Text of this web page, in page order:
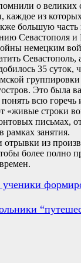
о великих
каждое из
большую часть
Севастополя и
немецким
Севастополь,
35 суток,
группировки
Это была
всю горечь
«живые строки
письмах,
рамках занятия.
отрывки из
более полно